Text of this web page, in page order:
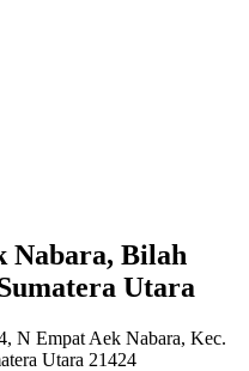
Nabara, Bilah
Utara
N Empat Aek Nabara, Kec.
Utara 21424